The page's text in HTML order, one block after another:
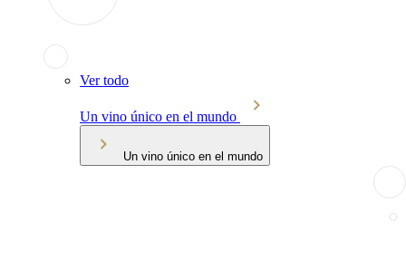
Ver todo
Un vino único en el mundo
Un vino único en el mundo